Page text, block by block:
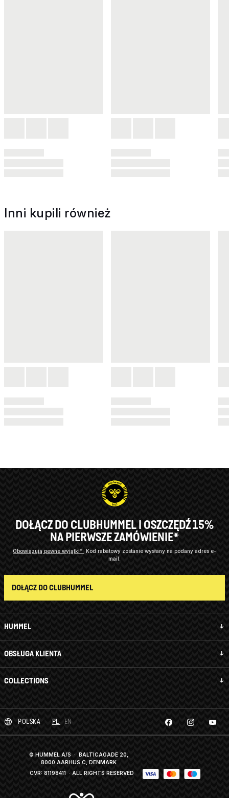
Inni kupili również
HUMMEL
OBSŁUGA KLIENTA
COLLECTIONS
DOŁĄCZ DO CLUBHUMMEL I OSZCZĘDŹ 15%
NA PIERWSZE ZAMÓWIENIE*
Obowiązują pewne wyjątki*
Kod rabatowy zostanie wysłany na podany adres e-
mail.
DOŁĄCZ DO CLUBHUMMEL
POLSKA PL EN
© HUMMEL A/S · BALTICAGADE 20,
8000 AARHUS C, DENMARK
CVR: 81198411 · ALL RIGHTS RESERVED